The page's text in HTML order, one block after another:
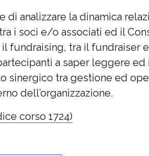
di analizzare la dinamica
i soci e/o associati ed il
fundraising, tra il fundraiser
a saper leggere
sinergico tra gestione ed
dell’organizzazione.
corso 1724)